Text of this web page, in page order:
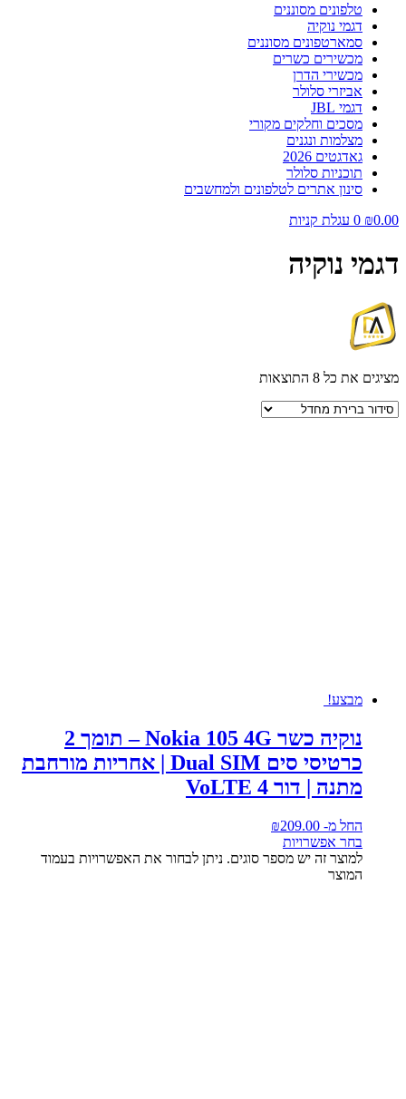
טלפונים מסוננים
דגמי נוקיה
סמארטפונים מסוננים
מכשירים כשרים
מכשירי הדרן
אביזרי סלולר
דגמי JBL
מסכים וחלקים מקורי
מצלמות ונגנים
גאדגטים 2026
תוכניות סלולר
סינון אתרים לטלפונים ולמחשבים
₪0.00
0 עגלת קניות
דגמי נוקיה
מציגים את כל ⁦8⁩ התוצאות
מבצע!
נוקיה כשר Nokia 105 4G – תומך 2
כרטיסי סים Dual SIM | אחריות מורחבת
מתנה | דור 4 VoLTE
החל מ- ₪209.00
בחר אפשרויות
למוצר זה יש מספר סוגים. ניתן לבחור את האפשרויות בעמוד
המוצר